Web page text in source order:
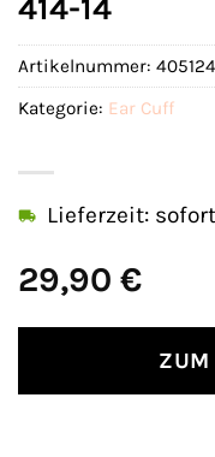
414-14
29,90 €
Lieferzeit:
ZUM
Artikelnummer:
Kategorie: Ear Cuff